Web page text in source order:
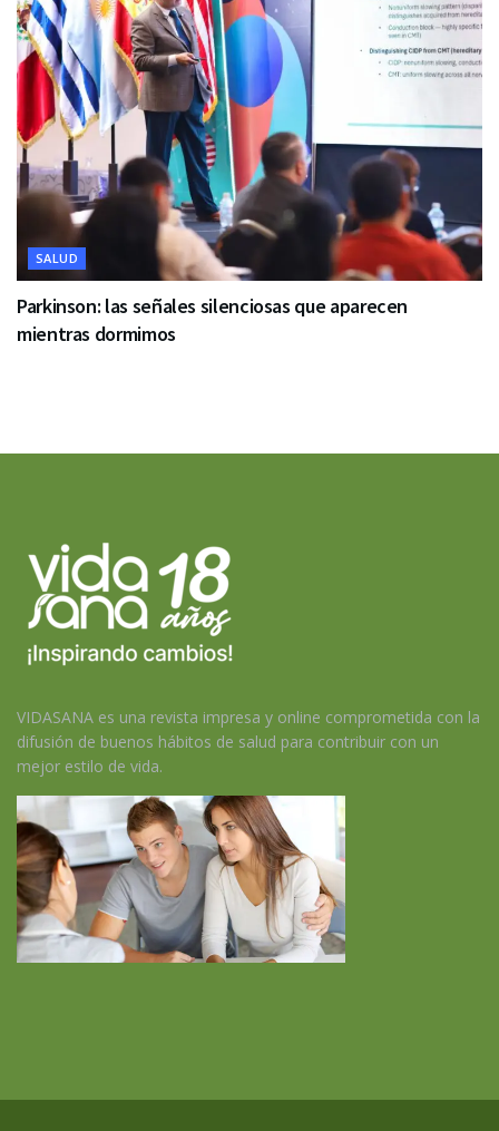
SALUD
Parkinson: las señales silenciosas que aparecen
mientras dormimos
VIDASANA es una revista impresa y online comprometida con la
difusión de buenos hábitos de salud para contribuir con un
mejor estilo de vida.